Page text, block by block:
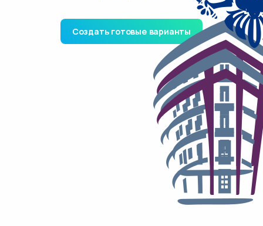
Создать готовые варианты